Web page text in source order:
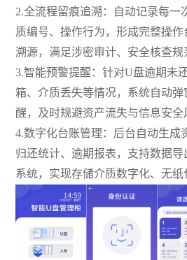
2.全流程留痕追溯：自动记录每一
质编号、操作行为，形成完整操
溯源，满足涉密审计、安全核查规
3.智能预警提醒：针对U盘逾期未
箱、介质丢失等情况，系统自动
醒，及时规避资产流失与信息安全
4.数字化台账管理：后台自动生成
归还统计、逾期报表，支持数据
系统，实现存储介质数字化、无纸